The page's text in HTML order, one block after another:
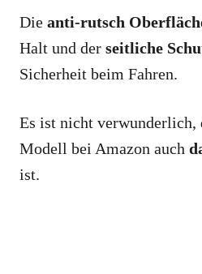
Die anti-rutsch
Halt und der seitliche
Sicherheit beim Fahren.
Es ist nicht verwunderlich,
Modell bei Amazon auch
ist.